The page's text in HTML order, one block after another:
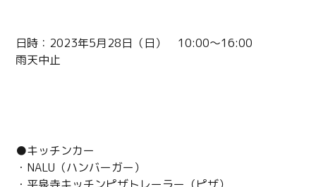
日時：2023年5月28日（日） 10:00～16:00
雨天中止
●キッチンカー
・NALU（ハンバーガー）
・平泉寺キッチンピザトレーラー（ピザ）